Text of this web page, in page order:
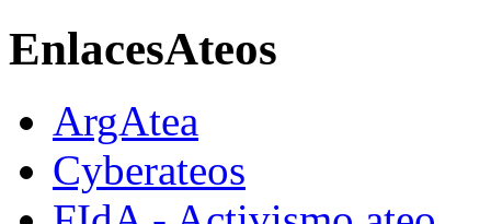
EnlacesAteos
ArgAtea
Cyberateos